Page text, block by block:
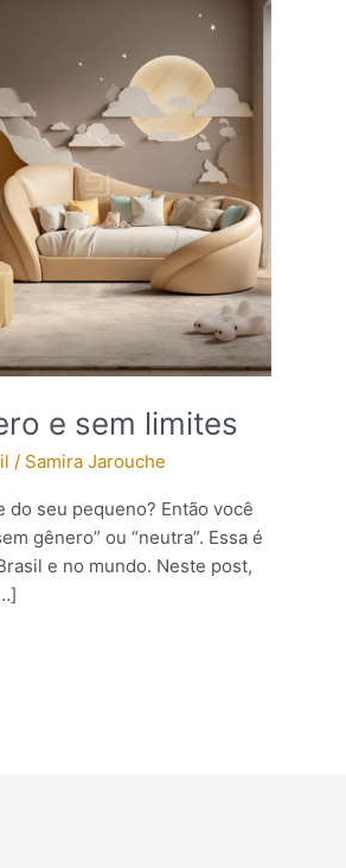
e sem limites
/ Samira Jarouche
seu pequeno? Então você
gênero” ou “neutra”. Essa é
e no mundo. Neste post,